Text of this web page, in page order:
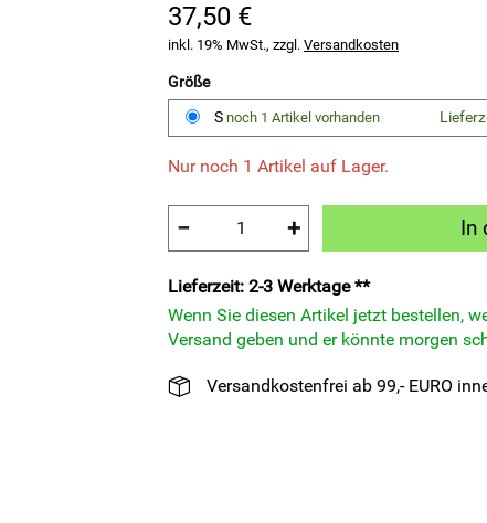
37,50 €
inkl. 19% MwSt., zzgl. Versandkosten
Größe
S noch 1 Artikel vorhanden
Nur noch 1 Artikel auf Lager.
− + In
Lieferzeit: 2-3 Werktage **
Wenn Sie diesen Artikel jetzt bestellen,
Versand geben und er könnte morgen
Versandkostenfrei ab 99,- EURO